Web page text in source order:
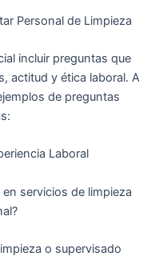
Personal de Limpieza
incluir preguntas que
actitud y ética laboral. A
de preguntas
Laboral
servicios de limpieza
o supervisado